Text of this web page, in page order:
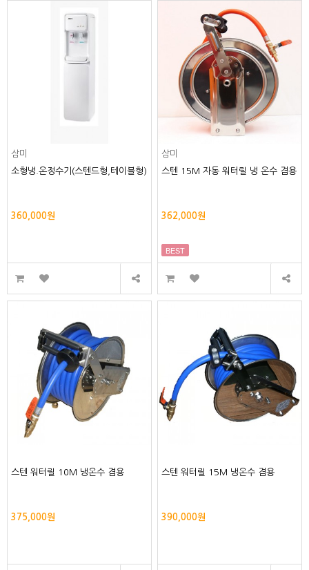
삼미
소형냉.온정수기(스텐드형,테이블형)
360,000원
삼미
스텐 15M 자동 워터릴 냉 온수 겸용
362,000원
BEST
스텐 워터릴 10M 냉온수 겸용
375,000원
스텐 워터릴 15M 냉온수 겸용
390,000원